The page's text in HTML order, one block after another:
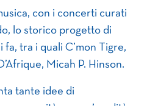
con i concerti curati
lo storico progetto di
fa, tra i quali C’mon Tigre,
Micah P. Hinson.
tante idee di